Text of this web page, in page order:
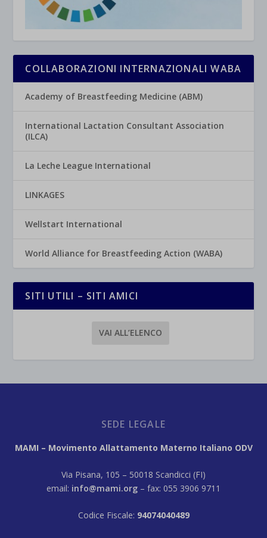
COLLABORAZIONI INTERNAZIONALI WABA
Academy of Breastfeeding Medicine (ABM)
International Lactation Consultant Association
(ILCA)
La Leche League International
LINKAGES
Wellstart International
World Alliance for Breastfeeding Action (WABA)
SITI UTILI – SITI AMICI
VAI ALL’ELENCO
SEDE LEGALE
MAMI – Movimento Allattamento Materno Italiano ODV
Via Pisana, 105 – 50018 Scandicci (FI)
email: info@mami.org – fax: 055 3906 9711
Codice Fiscale: 94074040489